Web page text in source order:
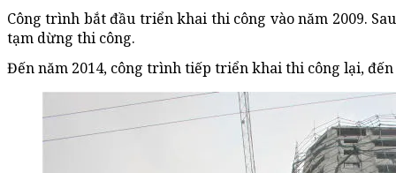
Công trình bắt đầu triển khai thi công vào năm 2009.
tạm dừng thi công.
Đến năm 2014, công trình tiếp triển khai thi công lại,